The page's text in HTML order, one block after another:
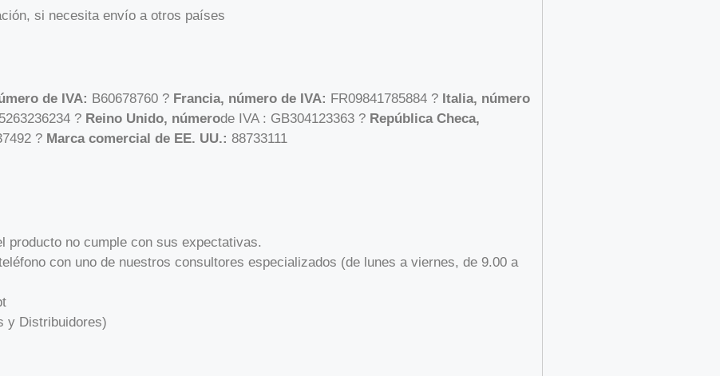
si necesita envío a otros países
de IVA: B60678760 ? Francia, número de IVA: FR09841785884 ? Italia, número
? Reino Unido, númerode IVA : GB304123363 ? República Checa,
? Marca comercial de EE. UU.: 88733111
producto no cumple con sus expectativas.
con uno de nuestros consultores especializados (de lunes a viernes, de 9.00 a
y Distribuidores)